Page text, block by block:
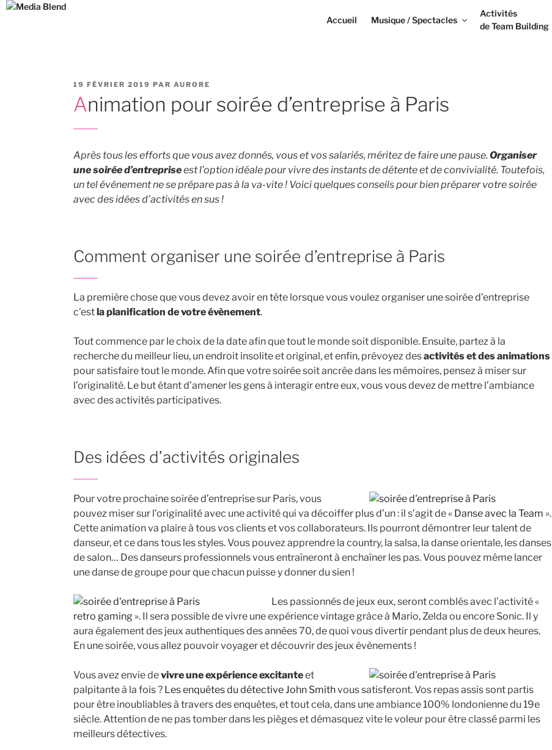
Aller
Accueil Musique / Spectacles
Activités
de Team Building
PUBLIÉ
19 FÉVRIER 2019 PAR AURORE
Animation pour soirée d’entreprise à Paris
Après tous les efforts que vous avez donnés, vous et vos salariés, méritez de faire une pause. Organiser
une soirée d’entrepriseest l’option idéale pour vivre des instants de détente et de convivialité. Toutefois,
un tel événement ne se prépare pas à la va-vite ! Voici quelques conseils pour bien préparer votre soirée
avec des idées d’activités en sus !
Comment organiser une soirée d’entreprise à Paris
La première chose que vous devez avoir en tête lorsque vous voulez organiser une soirée d’entreprise
c’est la planification de votre évènement.
Tout commence par le choix de la date afin que tout le monde soit disponible. Ensuite, partez à la
recherche du meilleur lieu, un endroit insolite et original, et enfin, prévoyez desactivités et des animations
pour satisfaire tout le monde. Afin que votre soirée soit ancrée dans les mémoires, pensez à miser sur
l’originalité. Le but étant d’amener les gens à interagir entre eux, vous vous devez de mettre l’ambiance
avec des activités participatives.
Des idées d’activités originales
Pour votre prochaine soirée d’entreprise sur Paris, vous
pouvez miser sur l’originalité avec une activité qui va décoiffer plus d’un : il s’agit de « Danse avec la Team ».
Cette animation va plaire à tous vos clients et vos collaborateurs. Ils pourront démontrer leur talent de
danseur, et ce dans tous les styles. Vous pouvez apprendre la country, la salsa, la danse orientale, les danses
de salon… Des danseurs professionnels vous entraîneront à enchaîner les pas. Vous pouvez même lancer
une danse de groupe pour que chacun puisse y donner du sien !
Les passionnés de jeux eux, seront comblés avec l’activité «
retro gaming ». Il sera possible de vivre une expérience vintage grâce à Mario, Zelda ou encore Sonic. Il y
aura également des jeux authentiques des années 70, de quoi vous divertir pendant plus de deux heures.
En une soirée, vous allez pouvoir voyager et découvrir des jeux évènements !
Vous avez envie devivre une expérience excitanteet
palpitante à la fois ? Les enquêtes du détective John Smithvous satisferont. Vos repas assis sont partis
pour être inoubliables à travers des enquêtes, et tout cela, dans une ambiance 100% londonienne du 19e
siècle. Attention de ne pas tomber dans les pièges et démasquez vite le voleur pour être classé parmi les
meilleurs détectives.